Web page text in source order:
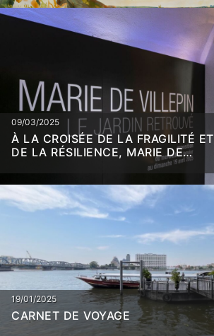
09/03/2025
À LA CROISÉE DE LA FRAGILITÉ ET
DE LA RÉSILIENCE, MARIE DE
19/01/2025
CARNET DE VOYAGE